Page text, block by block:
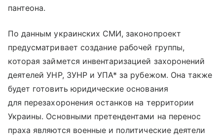
пантеона.
По данным украинских СМИ, законопроект
предусматривает создание рабочей группы,
которая займется инвентаризацией захоронений
деятелей УНР, ЗУНР и УПА* за рубежом. Она также
будет готовить юридические основания
для перезахоронения останков на территории
Украины. Основными претендентами на перенос
праха являются военные и политические деятели